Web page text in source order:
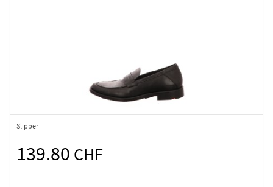
Slipper
139.80 CHF